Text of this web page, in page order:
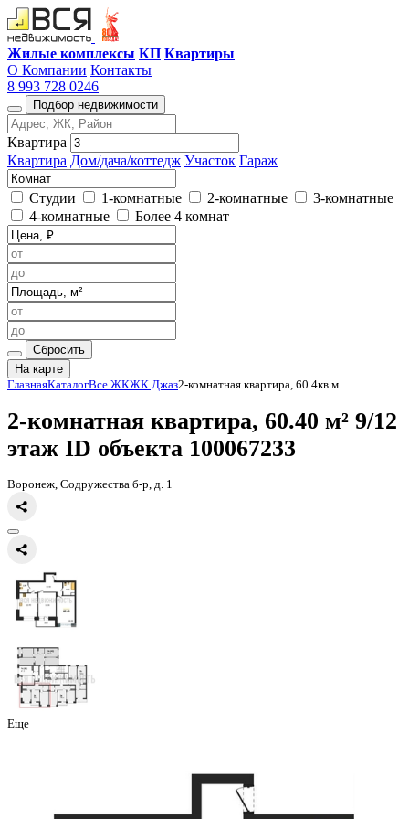
Жилые комплексы КП Квартиры
О Компании Контакты
8 993 728 0246
Подбор недвижимости
Квартира
Квартира Дом/дача/коттедж Участок Гараж
Студии 1-комнатные 2-комнатные
3-комнатные
4-комнатные
Более 4 комнат
Сбросить
На карте
Главная КаталогВсе ЖК ЖК Джаз
2-комнатная квартира, 60.40
этаж
Воронеж, Содружества б-р, д. 1